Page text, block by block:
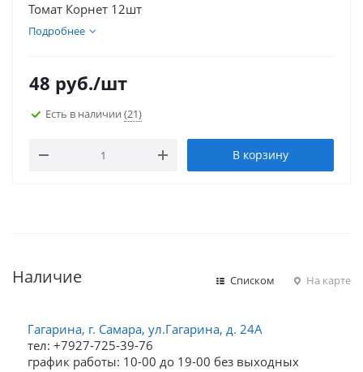
Томат Корнет 12шт
Подробнее
48 руб./шт
Есть в наличии (21)
В корзину
Наличие Списком На карте
Гагарина, г. Самара, ул.Гагарина, д. 24А
тел: +7927-725-39-76
график работы: 10-00 до 19-00 без выходных